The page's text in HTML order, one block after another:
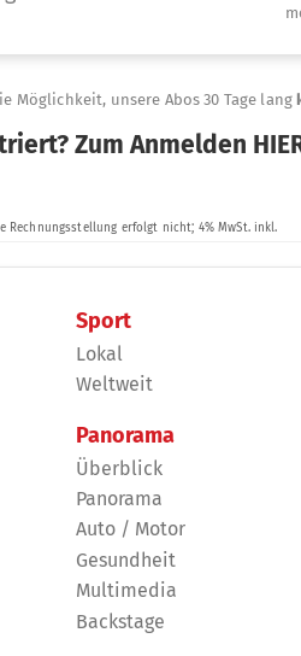
Sport
Lokal
Weltweit
Panorama
Überblick
Panorama
Auto / Motor
Gesundheit
Multimedia
Backstage